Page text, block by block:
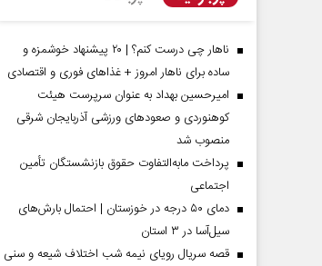
ناهار چی درست کنم؟ | ۲۰ پیشنهاد خوشمزه و
ساده برای ناهار امروز + غذاهای فوری و اقتصادی
امیرحسین بهداد به عنوان سرپرست هیئت
کوهنوردی و صعودهای ورزشی آذربایجان شرقی
منصوب شد
پرداخت مابه‌التفاوت حقوق بازنشستگان تأمین
اجتماعی
دمای ۵۰ درجه در خوزستان | احتمال بارش‌های
سیل‌آسا در ۳ استان
قصه سریال رویای نیمه شب اختلاف شیعه و سنی
صفحات نخست روزنامه ها‌ی‌سه‌شنبه ۶ مردادماه